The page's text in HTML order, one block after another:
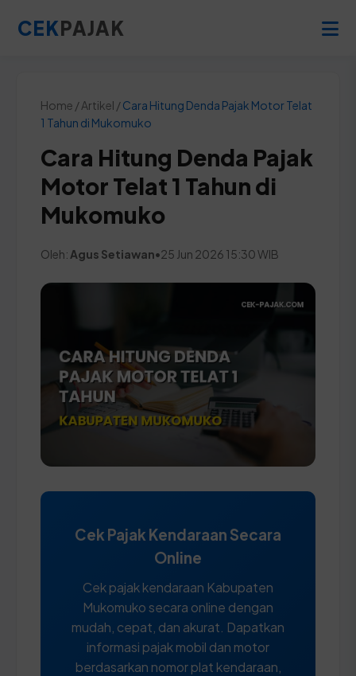
CEKPAJAK
Home / Artikel /Cara Hitung Denda Pajak Motor Telat
1 Tahun di Mukomuko
Cara Hitung Denda Pajak
Motor Telat 1 Tahun di
Mukomuko
Oleh: Agus Setiawan•25 Jun 2026 15:30 WIB
Cek Pajak Kendaraan Secara
Online
Cek pajak kendaraan Kabupaten
Mukomuko secara online dengan
mudah, cepat, dan akurat. Dapatkan
informasi pajak mobil dan motor
berdasarkan nomor plat kendaraan,